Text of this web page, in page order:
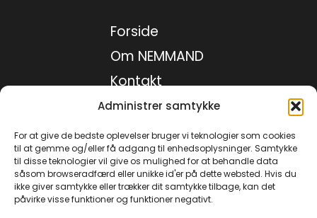
Administrer samtykke
For at give de bedste oplevelser bruger vi teknologier som cookies
til at gemme og/eller få adgang til enhedsoplysninger. Samtykke
til disse teknologier vil give os mulighed for at behandle data
såsom browseradfærd eller unikke id'er på dette websted. Hvis du
ikke giver samtykke eller trækker dit samtykke tilbage, kan det
påvirke visse funktioner og funktioner negativt.
Forside
Om NEMMAND
Kontakt
Medie kit
Privatlivspolitik
Facebook
Instagram
TikTok